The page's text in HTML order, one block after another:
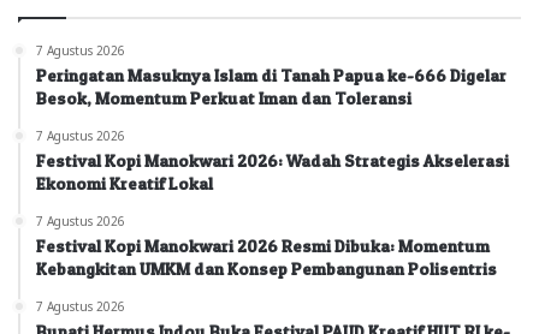
7 Agustus 2026
Peringatan Masuknya Islam di Tanah Papua ke-666 Digelar
Besok, Momentum Perkuat Iman dan Toleransi
7 Agustus 2026
Festival Kopi Manokwari 2026: Wadah Strategis Akselerasi
Ekonomi Kreatif Lokal
7 Agustus 2026
Festival Kopi Manokwari 2026 Resmi Dibuka: Momentum
Kebangkitan UMKM dan Konsep Pembangunan Polisentris
7 Agustus 2026